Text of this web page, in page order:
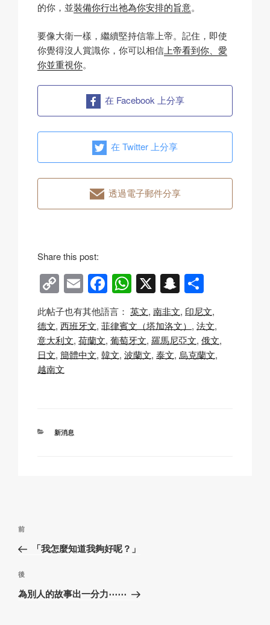
的你，並裝備你行出祂為你安排的旨意。
要像大衛一樣，繼續堅持信靠上帝。記住，即使
你覺得沒人賞識你，你可以相信 上帝看到你、愛
你並重視你。
在 Facebook 上分享
在 Twitter 上分享
透過電子郵件分享
Share this post:
C
o
p
y
Li
n
E
m
ail
F
a
c
e
b
W
h
at
s
A
X S
n
a
p
c
享
此帖子也有其他語言： 英文 南非文 印尼文
德文 西班牙文 菲律賓文（塔加洛文）
法文
意大利文 荷蘭文 葡萄牙文 羅馬尼亞文 俄文
日文 簡體中文 韓文 波蘭文 泰文 烏克蘭文
越南文
分
新消息
文
導
覽
上
一
文
章
前
「我怎麼知道我夠好呢？」
下
篇
後
為別人的故事出一分力⋯⋯